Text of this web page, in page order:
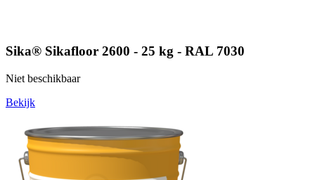
Sika® Sikafloor 2600 - 25 kg - RAL 7030
Niet beschikbaar
Bekijk